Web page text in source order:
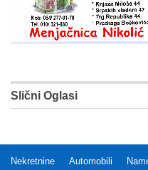
Slični Oglasi
Nekretnine Automobili